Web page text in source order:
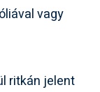
vagy
ritkán jelent